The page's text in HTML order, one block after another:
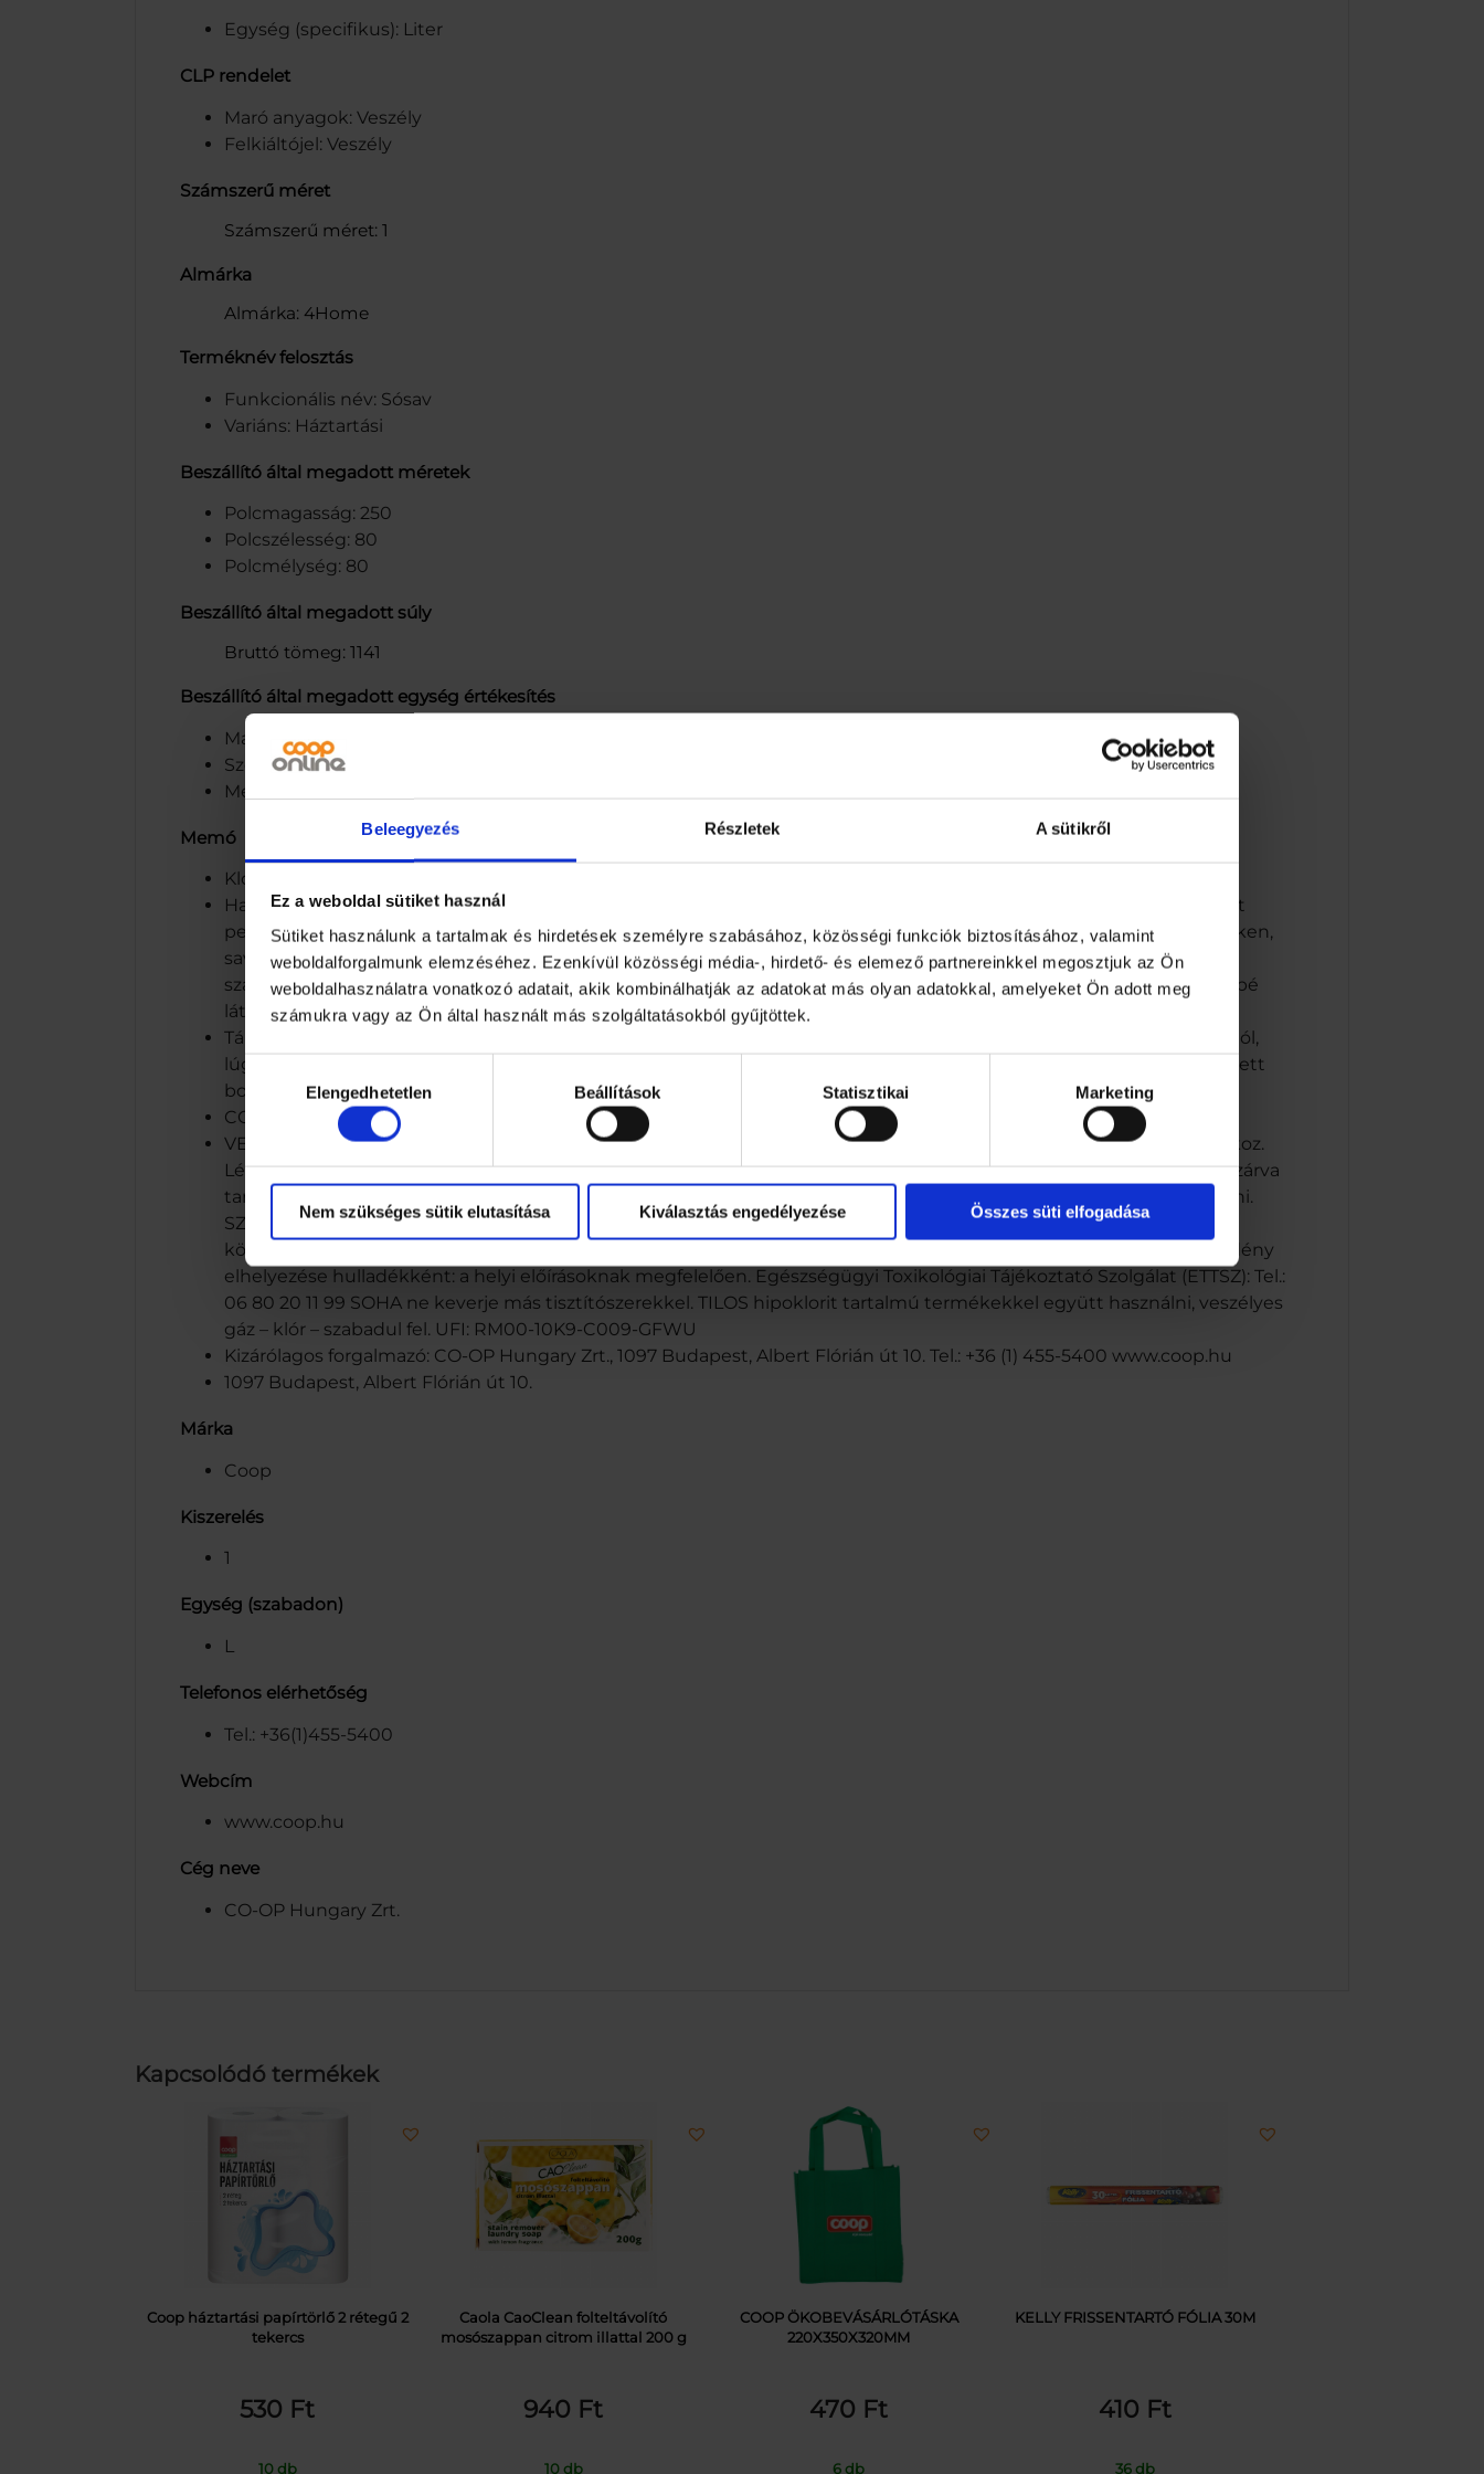
Beleegyezés Részletek A sütikről
Ez a weboldal sütiket használ
Sütiket használunk a tartalmak és hirdetések személyre szabásához, közösségi funkciók biztosításához, valamint
weboldalforgalmunk elemzéséhez. Ezenkívül közösségi média-, hirdető- és elemező partnereinkkel megosztjuk az Ön
weboldalhasználatra vonatkozó adatait, akik kombinálhatják az adatokat más olyan adatokkal, amelyeket Ön adott meg
számukra vagy az Ön által használt más szolgáltatásokból gyűjtöttek.
Hozzájárulás
kiválasztásaElengedhetetlen Beállítások Statisztikai Marketing
Nem szükséges sütik elutasítása Kiválasztás engedélyezése Összes süti elfogadása
Egység (specifikus): Liter
CLP rendelet
Maró anyagok: Veszély
Felkiáltójel: Veszély
Számszerű méret
Számszerű méret: 1
Almárka
Almárka: 4Home
Terméknév felosztás
Funkcionális név: Sósav
Variáns: Háztartási
Beszállító által megadott méretek
Polcmagasság: 250
Polcszélesség: 80
Polcmélység: 80
Beszállító által megadott súly
Bruttó tömeg: 1141
Beszállító által megadott egység értékesítés
Magasság: 250
Szélesség: 80
Mélység: 80
Memó
Klorid Zrt., 4150 Püspökladány, Község dűlő 1., Magyarország Telefon: +36 54/451-308 E-mail: klorid@klorid.hu
Használati utasítás: Erős vízkőlerakódások esetén nedvesítse be a szennyezett felületet a termékkel, hagyja egy-két
percig hatni, majd alaposan öblítse le tiszta vízzel. Fontos! Ne alkalmazza krómozott és egyéb érzékeny fémfelületeken,
savnak nem ellenálló mészkő-, márvány-, kerámiafelületek vízkőmentesítésére. Nem használható sérült bevonatú
szanitereken, porózus csempefelületeken. Kétség esetén előzetesen végezzen összeférhetőségi próbát egy kevésbé
látható helyen. Használat után a flakont mindig szorosan zárja vissza és mosson kezet.
Tárolás: kizárólag az eredeti csomagolásban, jól lezárva, száraz, hűvös, jól szellőző helyen, élelmiszerektől, takarmánytól,
lúgos tisztítószerektől, hipokloritoktól elkülönítve. Minőségét megőrzi: az előírt tárolási körülmények betartása mellett
bontatlan csomagolásban a jelölt gyártási időtől számított 3 évig.
CO-OP Hungary Zrt., 1097 Budapest, Albert Flórián út 10. Tel.: +36(1)455-5400 www.coop.hu
VESZÉLY. Tartalmaz: Sósav 20%-os oldat. Fémekre korrozív hatású lehet. Súlyos égési sérülést és szemkárosodást okoz.
Légúti irritációt okozhat. Orvosi tanácsadás esetén tartsa kéznél a termék edényét vagy címkéjét. Gyermekektől elzárva
tartandó. Védőkesztyű és szemvédő használata kötelező. LENYELÉS ESETÉN: A szájat ki kell öblíteni. TILOS hánytatni.
SZEMBE KERÜLÉS ESETÉN: Több percig tartó óvatos öblítés vízzel. Adott esetben a kontaktlencsék eltávolítása, ha
könnyen megoldható. Az öblítés folytatása. Azonnal forduljon TOXIKOLÓGIAI KÖZPONTHOZ/orvoshoz. A tartalom/edény
elhelyezése hulladékként: a helyi előírásoknak megfelelően. Egészségügyi Toxikológiai Tájékoztató Szolgálat (ETTSZ): Tel.:
06 80 20 11 99 SOHA ne keverje más tisztítószerekkel. TILOS hipoklorit tartalmú termékekkel együtt használni, veszélyes
gáz – klór – szabadul fel. UFI: RM00-10K9-C009-GFWU
Kizárólagos forgalmazó: CO-OP Hungary Zrt., 1097 Budapest, Albert Flórián út 10. Tel.: +36 (1) 455-5400 www.coop.hu
1097 Budapest, Albert Flórián út 10.
Márka
Coop
Kiszerelés
1
Egység (szabadon)
L
Telefonos elérhetőség
Tel.: +36(1)455-5400
Webcím
www.coop.hu
Cég neve
CO-OP Hungary Zrt.
Kapcsolódó termékek
Coop háztartási papírtörlő 2 rétegű 2
tekercs
530 Ft
10 db
Caola CaoClean folteltávolító
mosószappan citrom illattal 200 g
940 Ft
10 db
COOP ÖKOBEVÁSÁRLÓTÁSKA
220X350X320MM
470 Ft
6 db
KELLY FRISSENTARTÓ FÓLIA 30M
410 Ft
36 db